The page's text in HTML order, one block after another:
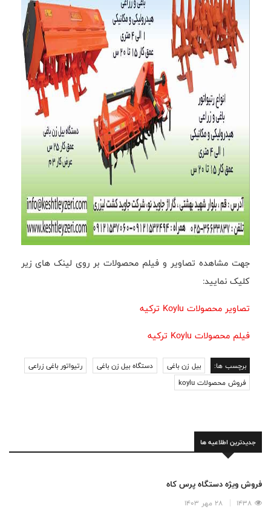
جهت مشاهده تصاویر و فیلم محصولات بر روی لینک های زیر
کلیک نمایید:
تصاویر محصولات Koylu ترکیه
فیلم محصولات Koylu ترکیه
برچسب ها: بیل زن باغی دستگاه بیل زن باغی
رتیواتور باغی زراعی
فروش محصولات koylu
جدیدترین اطلاعیه ها
فروش ویژه دستگاه پرس کاه
1438 28 مهر 1403